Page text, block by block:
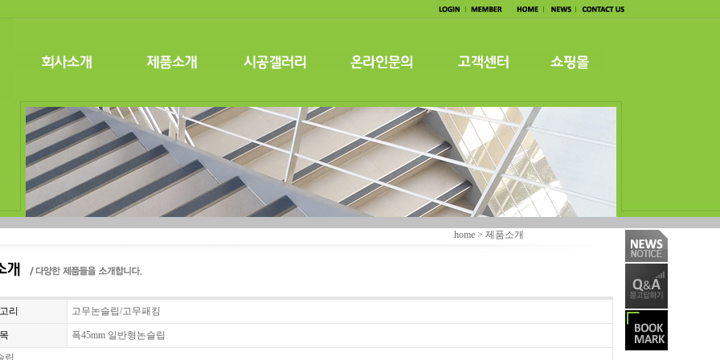
home > 제품소개
리 고무논슬립/고무패킹
폭45mm 일반형논슬립
립